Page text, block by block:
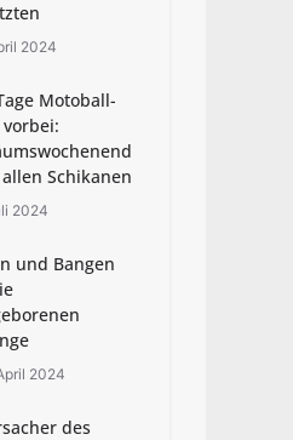
Pause in
Schule
stellt
ein
2025
2024
Motoball-
Schikanen
2024
und Bangen
2024
des